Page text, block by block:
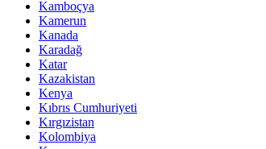
Kamboçya
Kamerun
Kanada
Karadağ
Katar
Kazakistan
Kenya
Kıbrıs Cumhuriyeti
Kırgızistan
Kolombiya